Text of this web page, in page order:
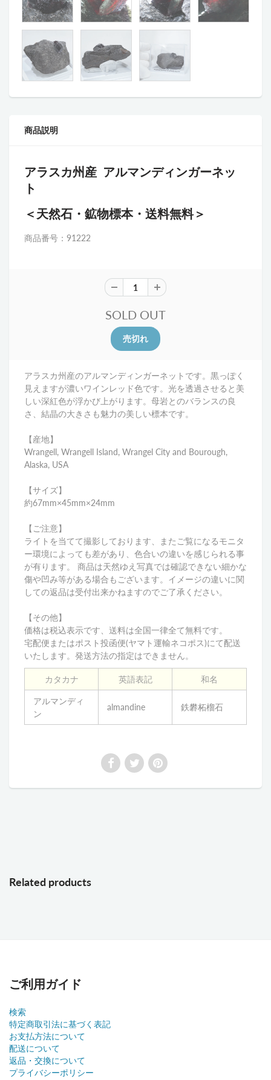
商品説明
アラスカ州産 アルマンディンガーネッ
ト
＜天然石・鉱物標本・送料無料＞
商品番号：91222
SOLD OUT
アラスカ州産のアルマンディンガーネットです。黒っぽく
見えますが濃いワインレッド色です。光を透過させると美
しい深紅色が浮かび上がります。母岩とのバランスの良
さ、結晶の大きさも魅力の美しい標本です。
【産地】
Wrangell, Wrangell Island, Wrangel City and Bourough,
Alaska, USA
【サイズ】
約67mm×45mm×24mm
【ご注意】
ライトを当てて撮影しております、またご覧になるモニタ
ー環境によっても差があり、色合いの違いを感じられる事
が有ります。 商品は天然ゆえ写真では確認できない細かな
傷や凹み等がある場合もございます。イメージの違いに関
しての返品は受付出来かねますのでご了承ください。
【その他】
価格は税込表示です、送料は全国一律全て無料です。
宅配便またはポスト投函便(ヤマト運輸ネコポス)にて配送
いたします。発送方法の指定はできません。
カタカナ 英語表記 和名
アルマンディ
ン
almandine 鉄礬柘榴石
Related products
ご利用ガイド
検索
特定商取引法に基づく表記
お支払方法について
配送について
返品・交換について
プライバシーポリシー